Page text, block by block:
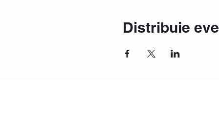
Distribuie